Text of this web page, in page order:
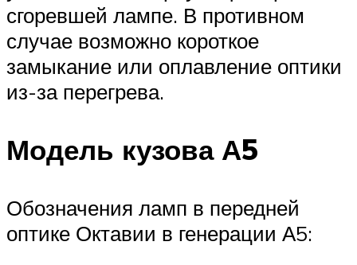
сгоревшей лампе. В противном
случае возможно короткое
замыкание или оплавление оптики
из-за перегрева.
Модель кузова А5
Обозначения ламп в передней
оптике Октавии в генерации А5: